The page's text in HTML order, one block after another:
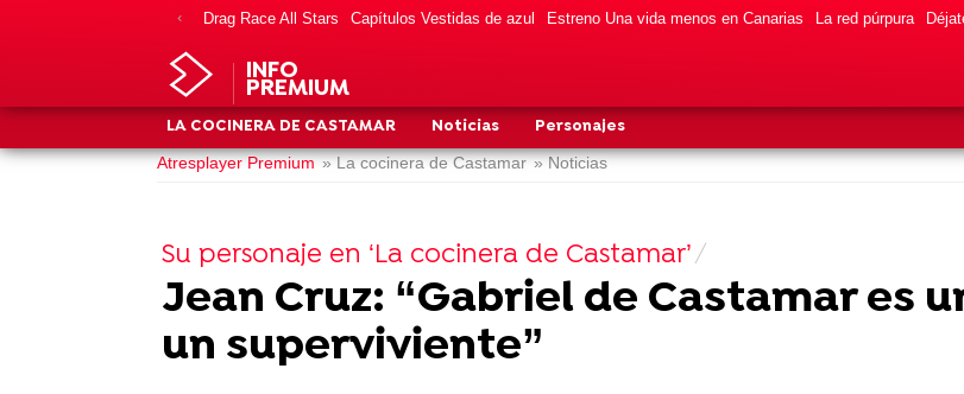
Drag Race All Stars Capítulos Vestidas de azul Estreno Una vida menos en Canarias La red púrpura
INFO
PREMIUM
LA COCINERA DE CASTAMAR Noticias Personajes
Atresplayer Premium » La cocinera de Castamar » Noticias
Su personaje en ‘La cocinera de Castamar’
Jean Cruz: “Gabriel de Castamar es
un superviviente”